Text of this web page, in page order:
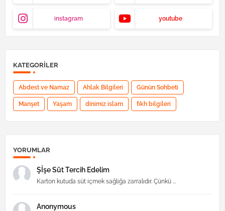
instagram youtube
KATEGORILER
Abdest ve Namaz Ahlak Bilgileri Günün Sohbeti
Manşet Yaşam dinimiz islam fıkh bilgileri
YORUMLAR
Şİşe Süt Tercih Edelim
Karton kutuda süt içmek sağlığa zarralıdır. Çünkü ...
Anonymous